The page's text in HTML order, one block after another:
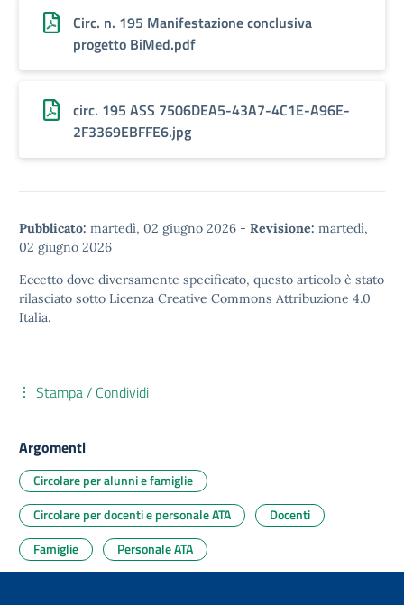
Circ. n. 195 Manifestazione conclusiva
progetto BiMed.pdf
circ. 195 ASS 7506DEA5-43A7-4C1E-A96E-
2F3369EBFFE6.jpg
Pubblicato: martedì, 02 giugno 2026 - Revisione: martedì,
02 giugno 2026
Eccetto dove diversamente specificato, questo articolo è stato
rilasciato sotto Licenza Creative Commons Attribuzione 4.0
Italia.
Stampa / Condividi
Argomenti
Circolare per alunni e famiglie
Circolare per docenti e personale ATA
Docenti
Famiglie
Personale ATA